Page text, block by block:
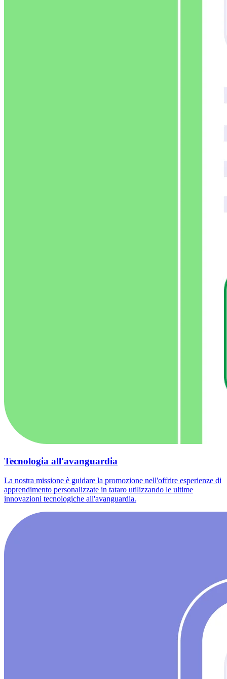
Tecnologia all'avanguardia
La nostra missione è guidare la promozione nell'offrire esperienze di
apprendimento personalizzate in tataro utilizzando le ultime
innovazioni tecnologiche all'avanguardia.